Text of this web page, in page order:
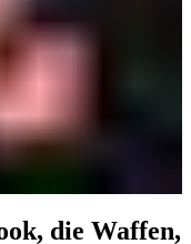
die Waffen,